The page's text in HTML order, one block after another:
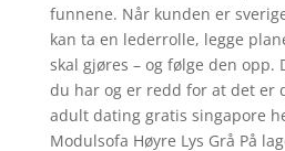
funnene. Når kunden er
kan ta en lederrolle, legge
skal gjøres – og følge den
du har og er redd for at det er
adult dating gratis singapore
Modulsofa Høyre Lys Grå På